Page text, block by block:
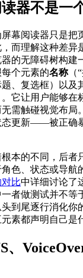
器不是一
幕阅读器只是把
而理解这种差异
的无障碍树构建
个元素的名称（
、复选框）以及
它让用户能够在
无需触碰视觉布
态更新——被正确
本的不同，后者
色、状态或导航
比中详细讨论了
者做测试并不等
到尾逐行消化你
素都声明自己是
、